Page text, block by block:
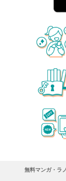
無料マンガ・ラ